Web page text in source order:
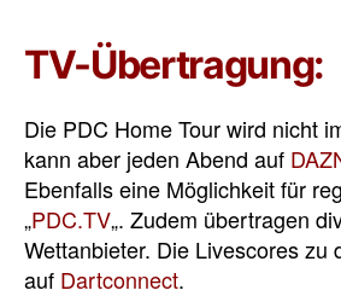
TV-Übertragung:
Die PDC Home Tour wird nicht
kann aber jeden Abend auf
Ebenfalls eine Möglichkeit für
„PDC.TV„. Zudem übertragen
Wettanbieter. Die Livescores zu
auf Dartconnect.